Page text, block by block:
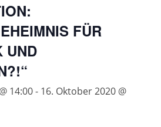
FÜR
UND
14:00- 16. Oktober 2020 @